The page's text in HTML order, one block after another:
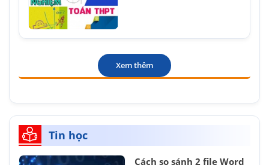
Xem thêm
Tin học
Cách so sánh 2 file Word